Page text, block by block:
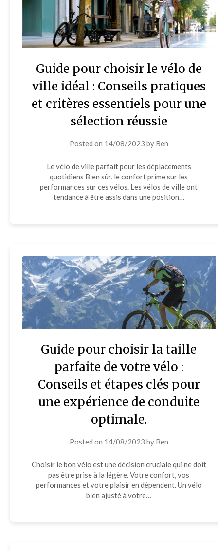
Guide pour choisir le vélo de
ville idéal : Conseils pratiques
et critères essentiels pour une
sélection réussie
Posted on 14/08/2023 by Ben
Le vélo de ville parfait pour les déplacements
quotidiens Bien sûr, le confort prime sur les
performances sur ces vélos. Les vélos de ville ont
tendance à être assis dans une position…
Guide pour choisir la taille
parfaite de votre vélo :
Conseils et étapes clés pour
une expérience de conduite
optimale.
Posted on 14/08/2023 by Ben
Choisir le bon vélo est une décision cruciale qui ne doit
pas être prise à la légère. Votre confort, vos
performances et votre plaisir en dépendent. Un vélo
bien ajusté à votre…